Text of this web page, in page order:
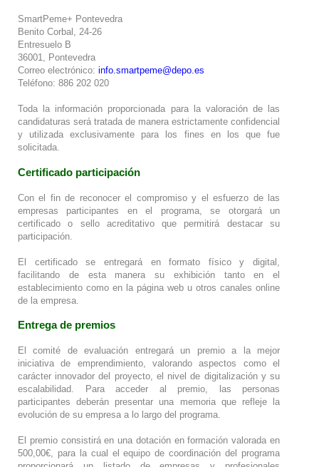
SmartPeme+ Pontevedra
Benito Corbal, 24-26
Entresuelo B
36001, Pontevedra
Correo electrónico: info.smartpeme@depo.es
Teléfono: 886 202 020
Toda la información proporcionada para la valoración de las
candidaturas será tratada de manera estrictamente confidencial
y utilizada exclusivamente para los fines en los que fue
solicitada.
Certificado participación
Con el fin de reconocer el compromiso y el esfuerzo de las
empresas participantes en el programa, se otorgará un
certificado o sello acreditativo que permitirá destacar su
participación.
El certificado se entregará en formato físico y digital,
facilitando de esta manera su exhibición tanto en el
establecimiento como en la página web u otros canales online
de la empresa.
Entrega de premios
El comité de evaluación entregará un premio a la mejor
iniciativa de emprendimiento, valorando aspectos como el
carácter innovador del proyecto, el nivel de digitalización y su
escalabilidad. Para acceder al premio, las personas
participantes deberán presentar una memoria que refleje la
evolución de su empresa a lo largo del programa.
El premio consistirá en una dotación en formación valorada en
500,00€, para la cual el equipo de coordinación del programa